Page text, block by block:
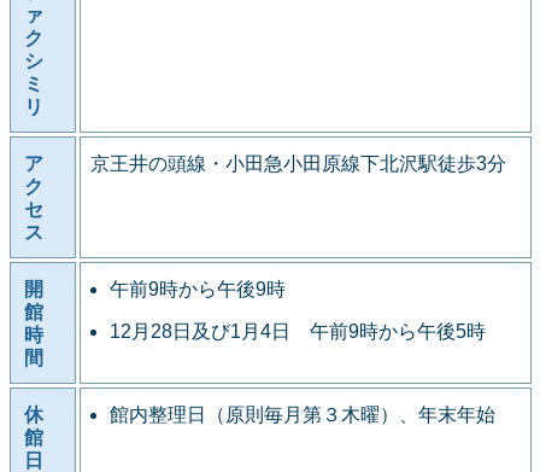
ァ
ク
シ
ミ
リ
ア
ク
セ
ス
京王井の頭線・小田急小田原線下北沢駅徒歩3分
開
館
時
間
午前9時から午後9時
12月28日及び1月4日 午前9時から午後5時
休
館
日
館内整理日（原則毎月第３木曜）、年末年始